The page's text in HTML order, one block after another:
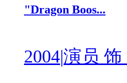
"Dragon Boos...
2004|演员 饰